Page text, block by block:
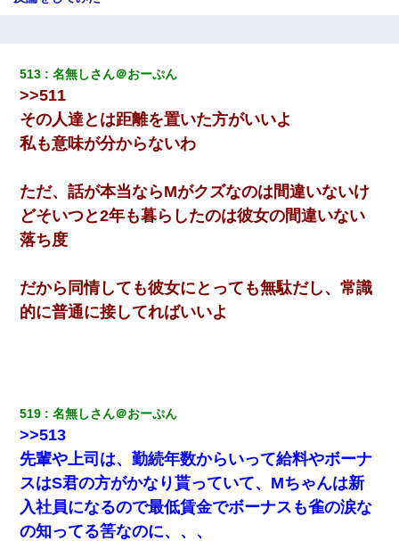
朝起きたら嫁がいなかった。俺（嫁も嫁実家も電話に出ない…不
安だ）→ 仕事を早退して帰宅すると、嫁と嫁両親と知らない男が
２人・・・
らいなら、渡さないほうがマシだからね」→ ６０万したと話した
ら・・・
ワイ144kg彼女98kgデブカップル、1年間毎日行為しまくった結
裁判官「お互いに最後に言いたいことはありますか」バカ夫
「…」A「夫を一発殴らせてほしい」裁判官「どうぞ」
元夫の連れ子「俺の結婚式の時くらい、母親としての責任を果た
そうとは思わないのか！」→どうも連れ子は…
中途採用のAが部長から呼び出された。Aはヘラヘラと部屋に入っ
ていき、1時間後に号泣しながら出てきて…
513 名無しさん＠おーぷん
>>511
その人達とは距離を置いた方がいいよ
私も意味が分からないわ
ただ、話が本当ならMがクズなのは間違いないけ
どそいつと2年も暮らしたのは彼女の間違いない
落ち度
だから同情しても彼女にとっても無駄だし、常識
的に普通に接してればいいよ
519 名無しさん＠おーぷん
>>513
先輩や上司は、勤続年数からいって給料やボーナ
スはS君の方がかなり貰っていて、Mちゃんは新
入社員になるので最低賃金でボーナスも雀の涙な
の知ってる筈なのに、、、